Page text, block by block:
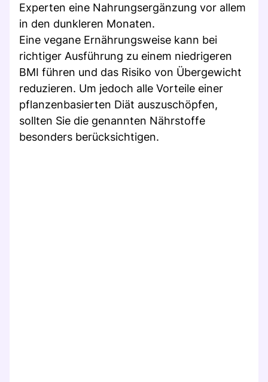
Experten eine Nahrungsergänzung vor allem
in den dunkleren Monaten.
Eine vegane Ernährungsweise kann bei
richtiger Ausführung zu einem niedrigeren
BMI führen und das Risiko von Übergewicht
reduzieren. Um jedoch alle Vorteile einer
pflanzenbasierten Diät auszuschöpfen,
sollten Sie die genannten Nährstoffe
besonders berücksichtigen.